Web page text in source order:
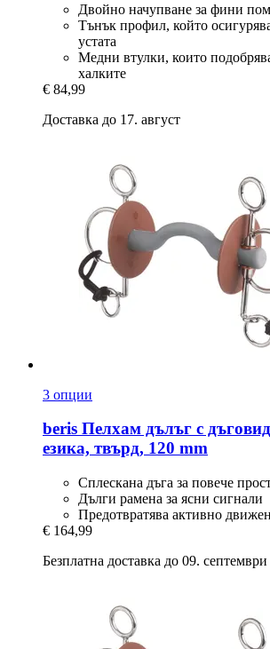
Двойно начупване за фини
Тънък профил, който
устата
Медни втулки, които
халките
€ 84,99
Доставка до 17. август
3 опции
beris Пелхам дълъг с
езика, твърд, 120 mm
Сплескана дъга за повече
Дълги рамена за ясни сигнали
Предотвратява активно
€ 164,99
Безплатна доставка до 09. септември